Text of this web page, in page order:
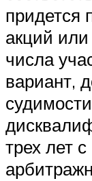
придется
акций
числа
вариант,
трех лет